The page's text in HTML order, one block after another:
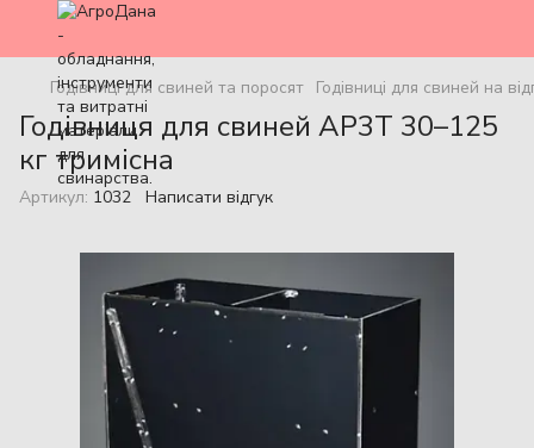
Годівниці для свиней та поросят Годівниці для свиней на
Годівниця для свиней AP3T 30–125
кг тримісна
Артикул: 1032 Написати відгук